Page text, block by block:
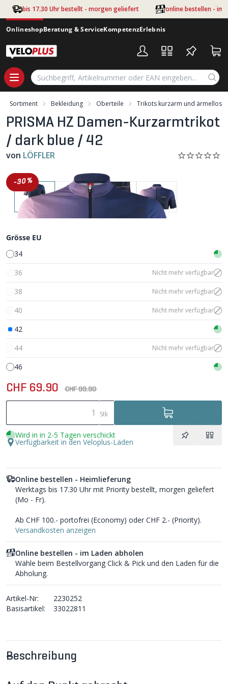
Zum Hauptinhalt springen
bis 17.30 Uhr bestellt - morgen geliefert online bestellen - im
OnlineshopBeratung & ServiceKompetenzErlebnis
Sortiment Bekleidung Oberteile Trikots kurzarm und ärmellos
PRISMA HZ Damen-Kurzarmtrikot
/ dark blue / 42
von LÖFFLER
-30%
Beschreibung
Grösse EU
34
36
Nicht mehr verfügbar
38 Nicht mehr verfügbar
40 Nicht mehr verfügbar
42
44
Nicht mehr verfügbar
46
CHF 69.90 CHF 99.90
Stk
Wird in in 2-5 Tagen verschickt
Verfügbarkeit in den Veloplus-Läden
Online bestellen - Heimlieferung
Werktags bis 17.30 Uhr mit Priority bestellt, morgen geliefert
(Mo - Fr).
Ab CHF 100.- portofrei (Economy) oder CHF 2.- (Priority).
Versandkosten anzeigen
Online bestellen - im Laden abholen
Wähle beim Bestellvorgang Click & Pick und den Laden für die
Abholung.
Artikel-Nr:
2230252
Basisartikel:
33022811